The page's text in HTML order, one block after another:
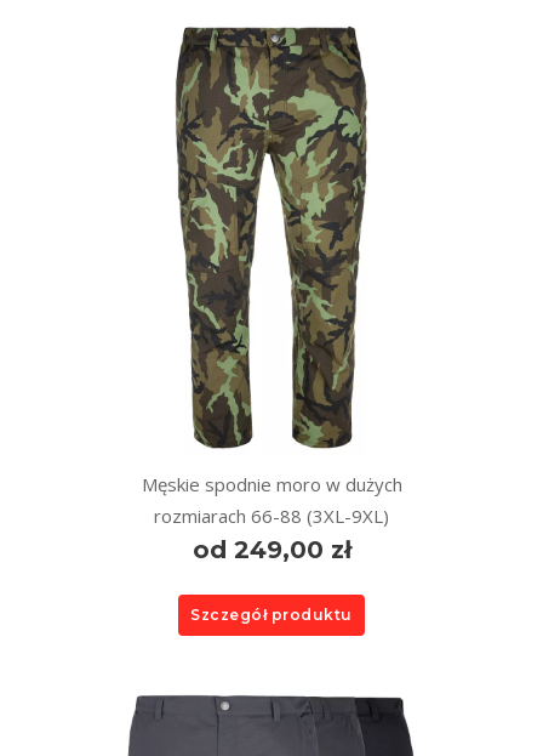
Męskie spodnie moro w dużych
rozmiarach 66-88 (3XL-9XL)
od 249,00 zł
Szczegół produktu